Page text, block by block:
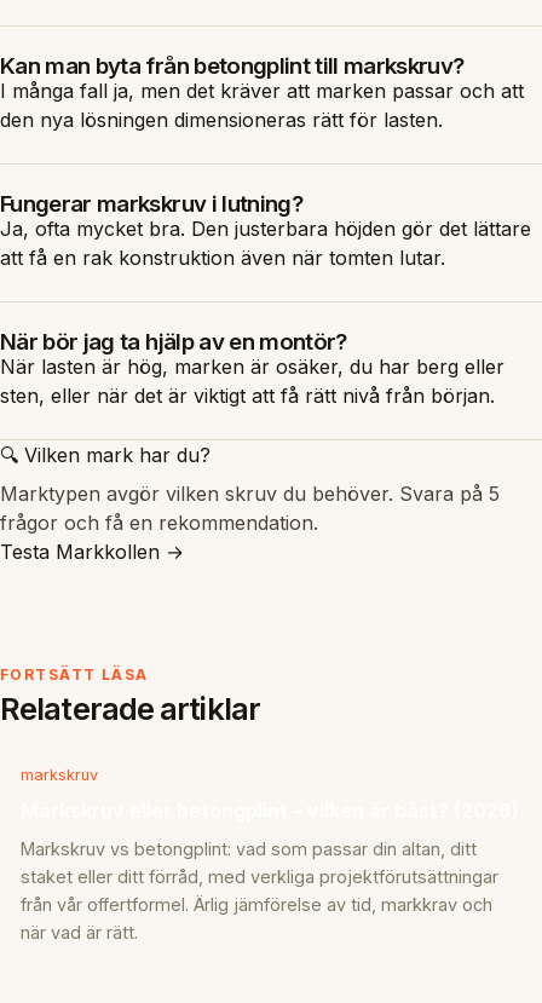
Kan man byta från betongplint till markskruv?
I många fall ja, men det kräver att marken passar och att
den nya lösningen dimensioneras rätt för lasten.
Fungerar markskruv i lutning?
Ja, ofta mycket bra. Den justerbara höjden gör det lättare
att få en rak konstruktion även när tomten lutar.
När bör jag ta hjälp av en montör?
När lasten är hög, marken är osäker, du har berg eller
sten, eller när det är viktigt att få rätt nivå från början.
🔍 Vilken mark har du?
Marktypen avgör vilken skruv du behöver. Svara på 5
frågor och få en rekommendation.
Testa Markkollen →
FORTSÄTT LÄSA
Relaterade artiklar
markskruv
Markskruv vs betongplint: vad som passar din altan, ditt
staket eller ditt förråd, med verkliga projektförutsättningar
från vår offertformel. Ärlig jämförelse av tid, markkrav och
när vad är rätt.